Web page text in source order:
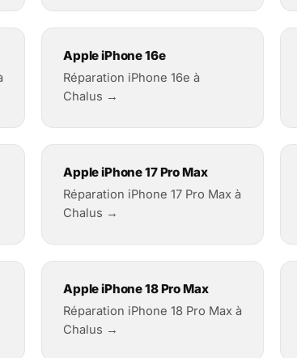
Apple iPhone 16e
Réparation iPhone 16e à
Chalus →
Apple iPhone 17 Pro Max
Réparation iPhone 17 Pro Max à
Chalus →
Apple iPhone 18 Pro Max
Réparation iPhone 18 Pro Max à
Chalus →